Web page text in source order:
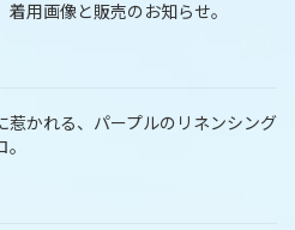
着用画像と販売のお知らせ。
惹かれる、パープルのリネンシング